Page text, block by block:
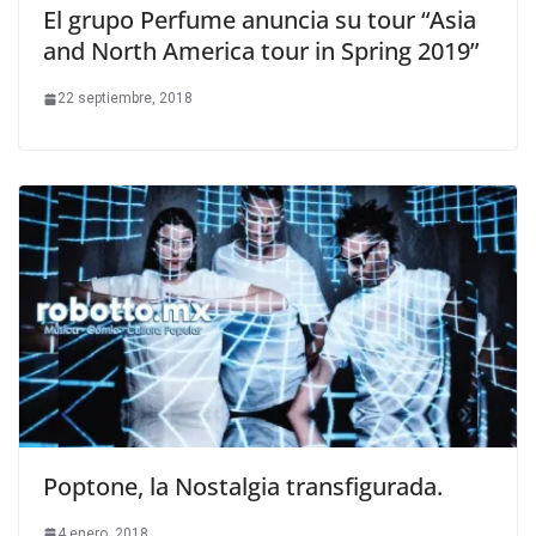
El grupo Perfume anuncia su tour “Asia
and North America tour in Spring 2019”
22 septiembre, 2018
Poptone, la Nostalgia transfigurada.